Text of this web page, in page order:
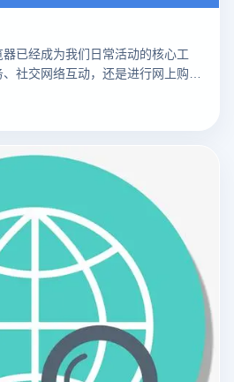
已经成为我们日常活动的核心工
社交网络互动，还是进行网上购物
极大地提升了我们的效率。本文将
中设置和使用多开功能，帮助您更